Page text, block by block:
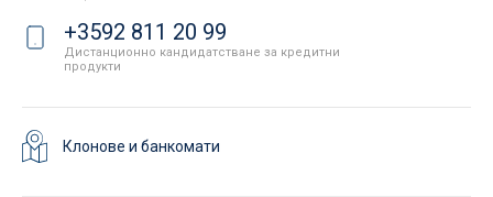
+3592 811 20 99
Дистанционно кандидатстване за кредитни
продукти
Клонове и банкомати